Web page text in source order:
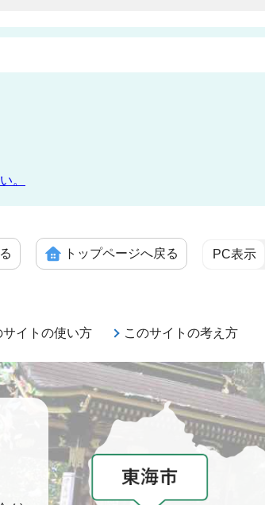
。
トップページへ戻る PC表示
サイトの使い方 このサイトの考え方